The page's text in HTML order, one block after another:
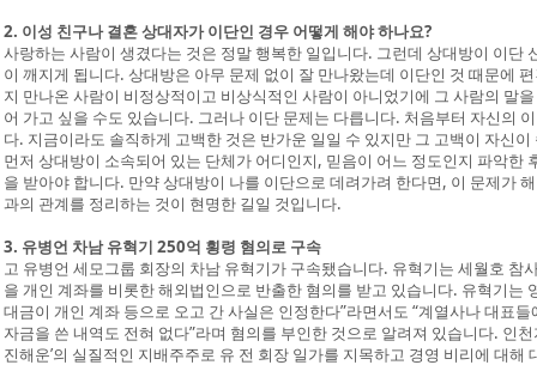
2. 이성 친구나 결혼 상대자가 이단인 경우 어떻게 해야 하나요?
사랑하는 사람이 생겼다는 것은 정말 행복한 일입니다. 그런데 상대방이 이단
이 깨지게 됩니다. 상대방은 아무 문제 없이 잘 만나왔는데 이단인 것 때문에
지 만나온 사람이 비정상적이고 비상식적인 사람이 아니었기에 그 사람의 말
어 가고 싶을 수도 있습니다. 그러나 이단 문제는 다릅니다. 처음부터 자신의
다. 지금이라도 솔직하게 고백한 것은 반가운 일일 수 있지만 그 고백이 자신
먼저 상대방이 소속되어 있는 단체가 어디인지, 믿음이 어느 정도인지 파악한
을 받아야 합니다. 만약 상대방이 나를 이단으로 데려가려 한다면, 이 문제가
과의 관계를 정리하는 것이 현명한 길일 것입니다.
3. 유병언 차남 유혁기 250억 횡령 혐의로 구속
고 유병언 세모그룹 회장의 차남 유혁기가 구속됐습니다. 유혁기는 세월호 참
을 개인 계좌를 비롯한 해외법인으로 반출한 혐의를 받고 있습니다. 유혁기는
대금이 개인 계좌 등으로 오고 간 사실은 인정한다”라면서도 “계열사나 대표
자금을 쓴 내역도 전혀 없다”라며 혐의를 부인한 것으로 알려져 있습니다. 인
진해운’의 실질적인 지배주주로 유 전 회장 일가를 지목하고 경영 비리에 대